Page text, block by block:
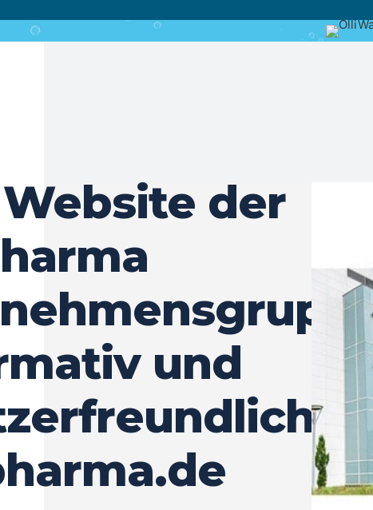
der
und